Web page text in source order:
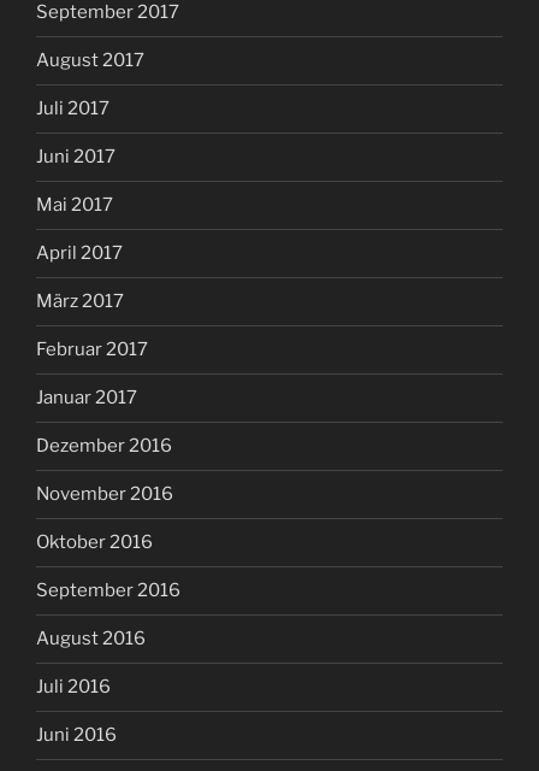
September 2017
August 2017
Juli 2017
Juni 2017
Mai 2017
April 2017
März 2017
Februar 2017
Januar 2017
Dezember 2016
November 2016
Oktober 2016
September 2016
August 2016
Juli 2016
Juni 2016